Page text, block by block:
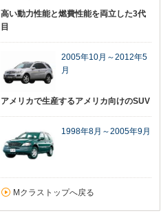
高い動力性能と燃費性能を両立した3代
目
2005年10月～2012年5
月
アメリカで生産するアメリカ向けのSUV
1998年8月～2005年9月
Mクラストップへ戻る